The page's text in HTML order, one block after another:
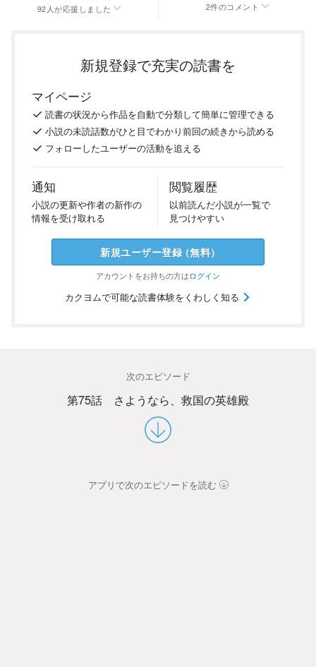
92 人 が応援しました 2件のコメント
新規登録で充実の読書を
マイページ
読書の状況から作品を自動で分類して簡単に管理できる
小説の未読話数がひと目でわかり前回の続きから読める
フォローしたユーザーの活動を追える
通知
小説の更新や作者の新作の
情報を受け取れる
閲覧履歴
以前読んだ小説が一覧で
見つけやすい
新規ユーザー登録（無料）
アカウントをお持ちの方はログイン
カクヨムで可能な読書体験をくわしく知る
次のエピソード
第75話 さようなら、救国の英雄殿
アプリで次のエピソードを読む